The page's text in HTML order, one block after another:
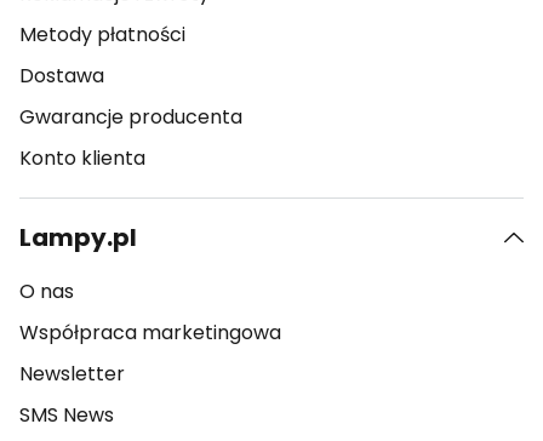
Metody płatności
Dostawa
Gwarancje producenta
Konto klienta
Lampy.pl
O nas
Współpraca marketingowa
Newsletter
SMS News